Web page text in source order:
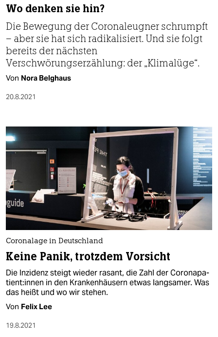
Wo denken sie hin?
Die Bewegung der Coronaleugner schrumpft
– aber sie hat sich radikalisiert. Und sie folgt
bereits der nächsten
Verschwörungserzählung: der „Klimalüge“.
Von Nora Belghaus
20.8.2021
Coronalage in Deutschland
Keine Panik, trotzdem Vorsicht
Die Inzidenz steigt wieder rasant, die Zahl der Co­ro­na­pa­
ti­en­t:in­nen in den Krankenhäusern etwas langsamer. Was
das heißt und wo wir stehen.
Von Felix Lee
19.8.2021